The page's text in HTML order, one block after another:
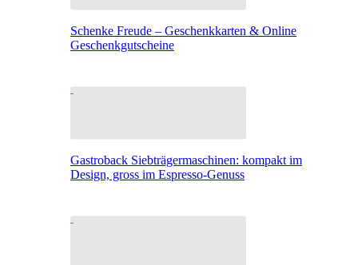
Schenke Freude – Geschenkkarten & Online
Geschenkgutscheine
Gastroback Siebträgermaschinen: kompakt im
Design, gross im Espresso-Genuss